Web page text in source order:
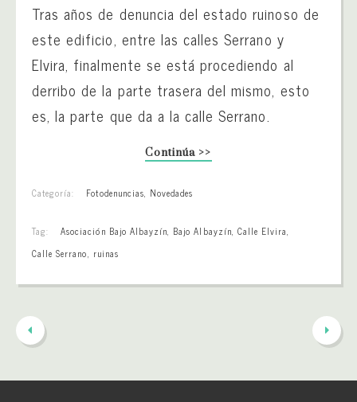
Tras años de denuncia del estado ruinoso de
este edificio, entre las calles Serrano y
Elvira, finalmente se está procediendo al
derribo de la parte trasera del mismo, esto
es, la parte que da a la calle Serrano.
Continúa >>
Categoría: Fotodenuncias, Novedades
Tag: Asociación Bajo Albayzín, Bajo Albayzín, Calle Elvira,
Calle Serrano, ruinas